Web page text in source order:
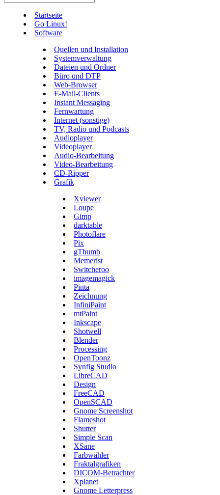
Startseite
Go Linux!
Software
Quellen und Installation
Systemverwaltung
Dateien und Ordner
Büro und DTP
Web-Browser
E-Mail-Clients
Instant Messaging
Fernwartung
Internet (sonstige)
TV, Radio und Podcasts
Audioplayer
Videoplayer
Audio-Bearbeitung
Video-Bearbeitung
CD-Ripper
Grafik
Xviewer
Loupe
Gimp
darktable
Photoflare
Pix
gThumb
Memerist
Switcheroo
imagemagick
Pinta
Zeichnung
InfiniPaint
mtPaint
Inkscape
Shotwell
Blender
Processing
OpenToonz
Synfig Studio
LibreCAD
Design
FreeCAD
OpenSCAD
Gnome Screenshot
Flameshot
Shutter
Simple Scan
XSane
Farbwähler
Fraktalgrafiken
DICOM-Betrachter
Xplanet
Gnome Letterpress